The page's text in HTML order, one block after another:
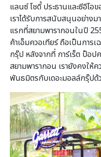
แลนซ์ โชดี้ ประธานและซีอีโอ
เราได้รับการสนับสนุนอย่างม
แรกที่สยามพารากอนในปี
ค้าเอ็มควอเทียร์ ถือเป็นการ
กรุ๊ป หลังจากที่ การ์เร็ต ป็อ
สยามพารากอน เรายังคงให้
พันธมิตรกับเดอะมอลล์กรุ๊ปด้